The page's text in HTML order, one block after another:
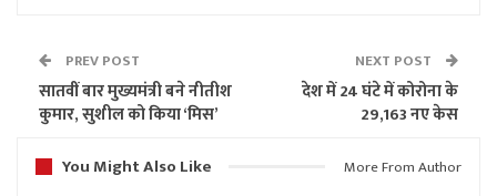
PREV POST
सातवीं बार मुख्यमंत्री बने नीतीश
कुमार, सुशील को किया ‘मिस’
NEXT POST
देश में 24 घंटे में कोरोना के
29,163 नए केस
You Might Also Like
More From Author